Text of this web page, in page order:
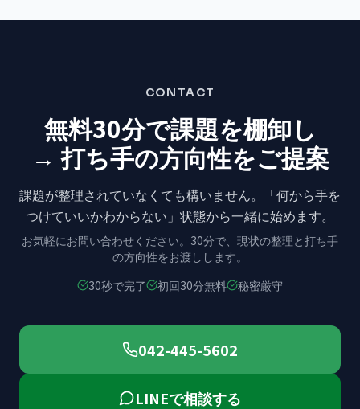
CONTACT
無料30分で課題を棚卸し
→ 打ち手の方向性をご提案
課題が整理されていなくても構いません。
「何から手を
つけていいかわからない」状態から一緒に始めます。
お気軽にお問い合わせください。 30分で、現状の整理と打ち手
の方向性をお渡しします。
30秒で完了
初回30分無料 秘密厳守
042-445-5602
LINEで相談する